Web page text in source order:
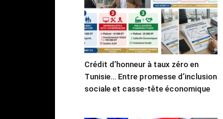
Crédit d’honneur à taux zéro en
Tunisie… Entre promesse d’inclusion
sociale et casse-tête économique